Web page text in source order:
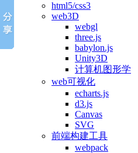
html5/css3
web3D
webgl
three.js
babylon.js
Unity3D
计算机图形学
web可视化
echarts.js
d3.js
Canvas
SVG
前端构建工具
webpack